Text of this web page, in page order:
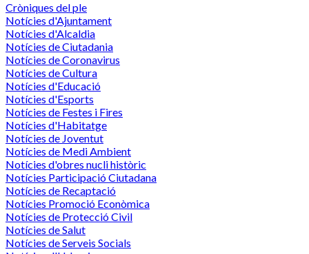
Cròniques del ple
Notícies d'Ajuntament
Notícies d'Alcaldia
Notícies de Ciutadania
Notícies de Coronavirus
Notícies de Cultura
Notícies d'Educació
Notícies d'Esports
Notícies de Festes i Fires
Notícies d'Habitatge
Notícies de Joventut
Notícies de Medi Ambient
Notícies d'obres nucli històric
Notícies Participació Ciutadana
Notícies de Recaptació
Notícies Promoció Econòmica
Notícies de Protecció Civil
Notícies de Salut
Notícies de Serveis Socials